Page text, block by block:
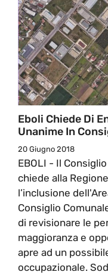
Eboli Chiede Di
Unanime In
20 Giugno 2018
EBOLI - Il
chiede alla
l’inclusione
Consiglio
di revisionare le
maggioranza e
apre ad un
occupazionale.